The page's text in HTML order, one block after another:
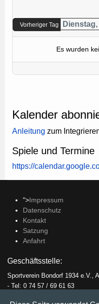
Vorheriger Tag
Es wurden
Kalender
Anleitung zum
Spiele und Termine
https://
">Impressum
Datenschutz
Kontakt
Satzung
Anfahrt
Geschäftsstelle:
Sportverein Bondorf 1934 e.V.,
- Tel: 0 74 57 / 69 61 63